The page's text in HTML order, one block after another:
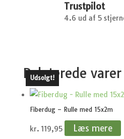
Trustpilot
4.6 ud af 5
Relaterede varer
Udsolgt!
Fiberdug – Rulle med 15x2m
kr. 119,95 Læs mere